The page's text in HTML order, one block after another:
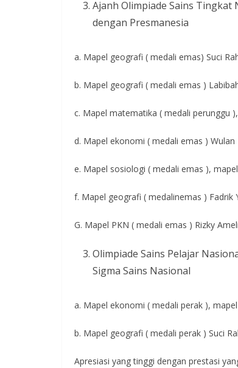
Ajanh Olimpiade Sains Tingkat
dengan Presmanesia
a. Mapel geografi ( medali emas) Suci
b. Mapel geografi ( medali emas )
c. Mapel matematika ( medali perunggu
d. Mapel ekonomi ( medali emas ) Wulan
e. Mapel sosiologi ( medali emas ),
f. Mapel geografi ( medalinemas ) Fadrik
G. Mapel PKN ( medali emas ) Rizky
Olimpiade Sains Pelajar
Sigma Sains Nasional
a. Mapel ekonomi ( medali perak ),
b. Mapel geografi ( medali perak ) Suci
Apresiasi yang tinggi dengan prestasi